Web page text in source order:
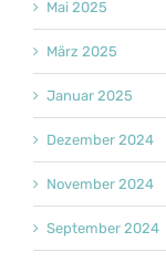
Mai 2025
März 2025
Januar 2025
Dezember 2024
November 2024
September 2024